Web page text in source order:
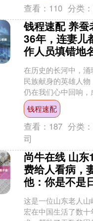
查看： 110 分类：
钱程速配 养
36年，连妻儿
作人员填错地
在历史的长河中，
民族献身的英雄人
仍在我们心中回响
神财富。在重庆合川
蒋诚的老人，他用自
钱程速配
查看： 187 分类：
司
尚牛在线 山
费给人看病，
他：你是不是
这是一位山东老人
宏在中国生活了数